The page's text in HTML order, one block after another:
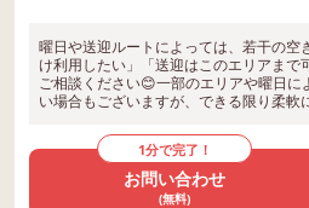
曜日や送迎ルートによっては、若干の空
け利用したい」「送迎はこのエリアまで
ご相談ください😊一部のエリアや曜日に
い場合もございますが、できる限り柔軟
1分で完了！
お問い合わせ
(無料)